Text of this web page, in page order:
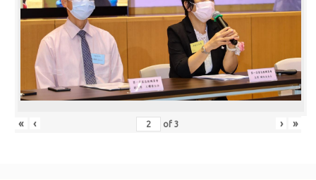
« ‹ of3 › »